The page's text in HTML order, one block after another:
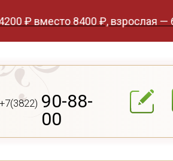
8400 ₽, взрослая — 6200 ₽
90-88-
00
+7(3822)